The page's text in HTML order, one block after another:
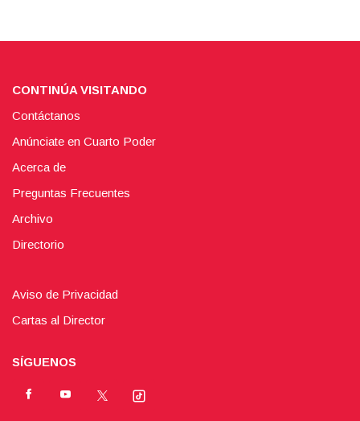
CONTINÚA VISITANDO
Contáctanos
Anúnciate en Cuarto Poder
Acerca de
Preguntas Frecuentes
Archivo
Directorio
Aviso de Privacidad
Cartas al Director
SÍGUENOS